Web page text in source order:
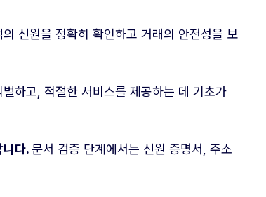
신원을 정확히 확인하고 거래의 안전성을 보
하고, 적절한 서비스를 제공하는 데 기초가
니다. 문서 검증 단계에서는 신원 증명서, 주소